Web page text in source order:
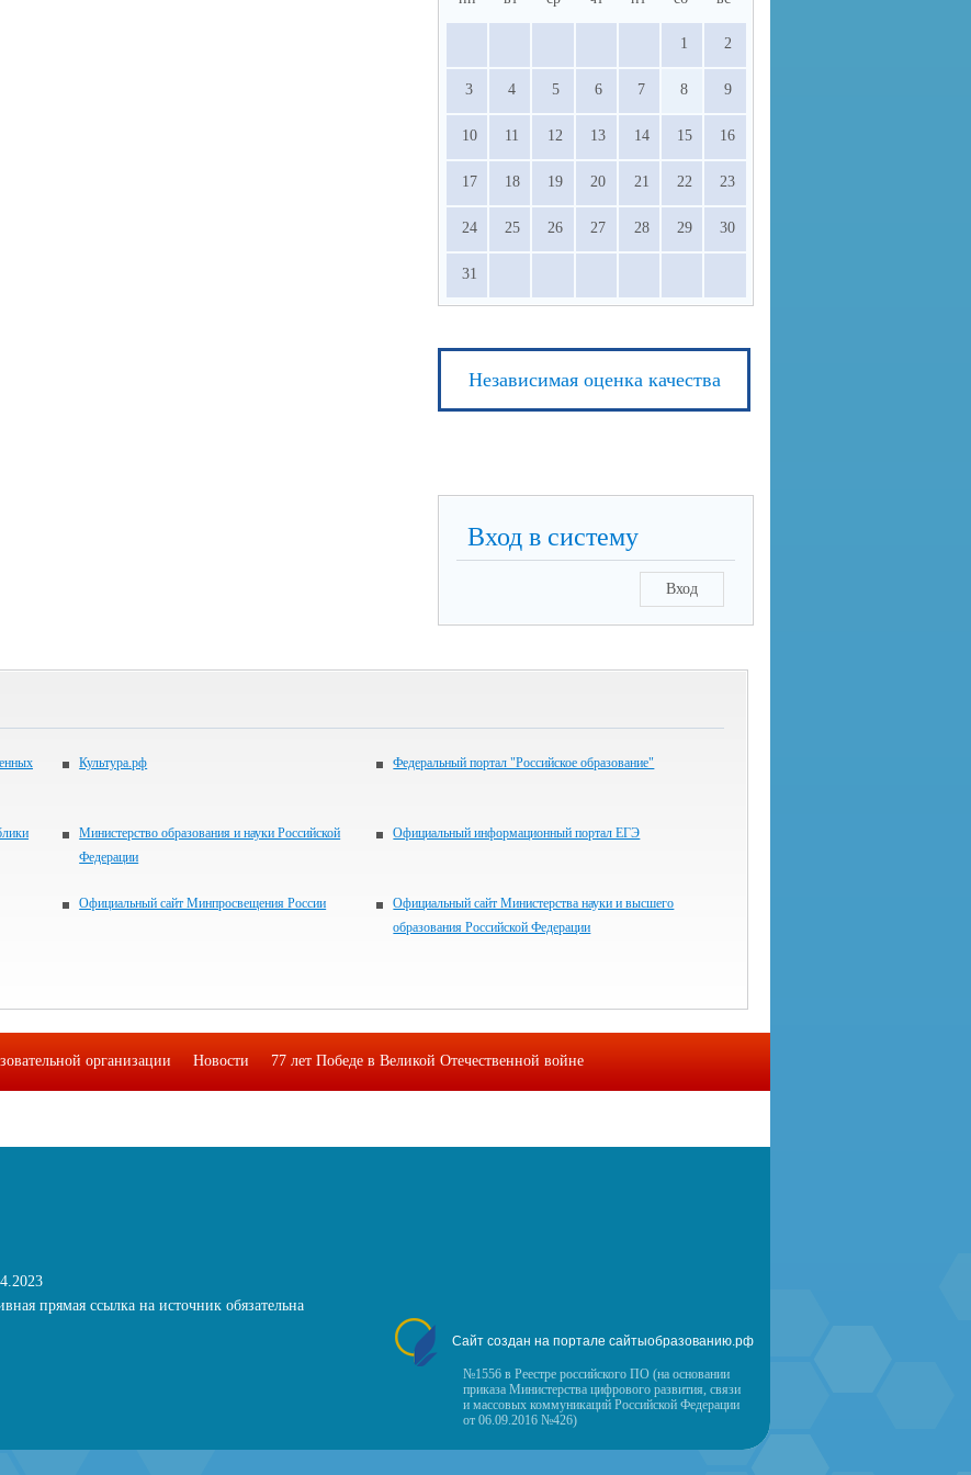
1 2
3 4 5 6 7 8 9
10 11 12 13 14 15 16
17 18 19 20 21 22 23
24 25 26 27 28 29 30
31
Независимая оценка качества
Вход в систему
Вход
Культура.рф Федеральный портал "Российское образование"
Министерство образования и науки Российской
Федерации
Официальный информационный портал ЕГЭ
Официальный сайт Минпросвещения России
Официальный сайт Министерства науки и высшего
образования Российской Федерации
организации Новости 77 лет Победе в Великой Отечественной войне
прямая ссылка на источник обязательна
Сайт создан на портале сайтыобразованию.рф
№1556 в Реестре российского ПО (на основании
приказа Министерства цифрового развития, связи
и массовых коммуникаций Российской Федерации
от 06.09.2016 №426)